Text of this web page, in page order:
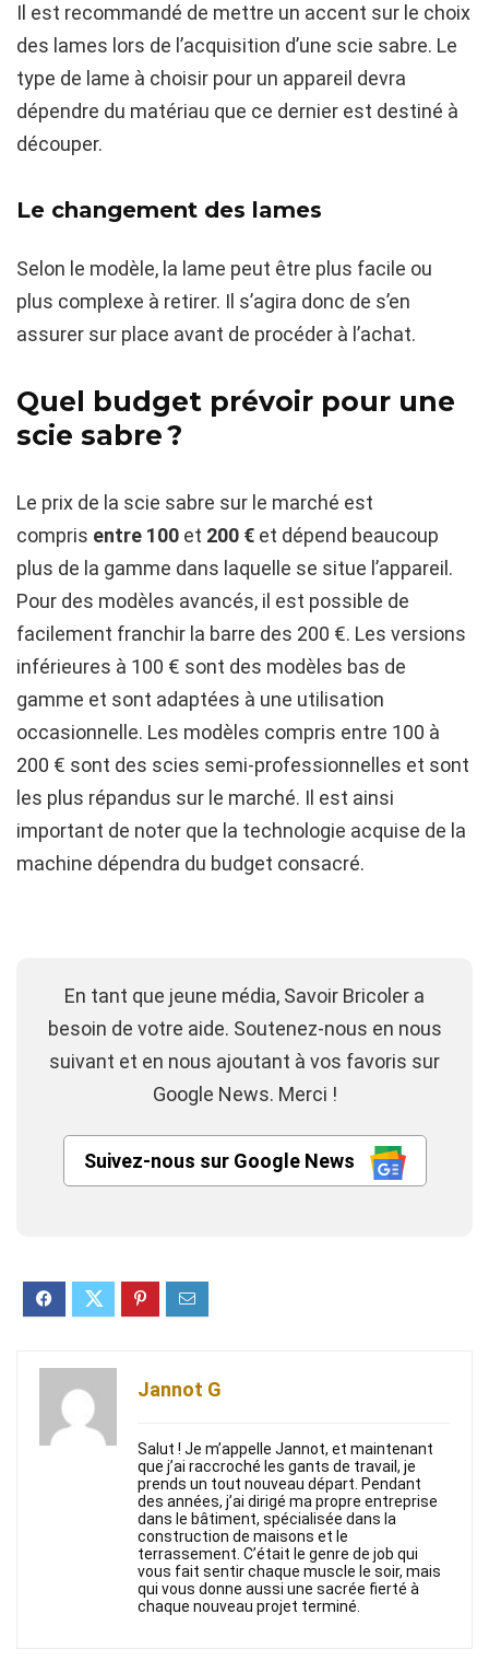
Il est recommandé de mettre un accent sur le choix
des lames lors de l’acquisition d’une scie sabre. Le
type de lame à choisir pour un appareil devra
dépendre du matériau que ce dernier est destiné à
découper.
Le changement des lames
Selon le modèle, la lame peut être plus facile ou
plus complexe à retirer. Il s’agira donc de s’en
assurer sur place avant de procéder à l’achat.
Quel budget prévoir pour une
scie sabre ?
Le prix de la scie sabre sur le marché est
compris entre 100 et 200 € et dépend beaucoup
plus de la gamme dans laquelle se situe l’appareil.
Pour des modèles avancés, il est possible de
facilement franchir la barre des 200 €. Les versions
inférieures à 100 € sont des modèles bas de
gamme et sont adaptées à une utilisation
occasionnelle. Les modèles compris entre 100 à
200 € sont des scies semi-professionnelles et sont
les plus répandus sur le marché. Il est ainsi
important de noter que la technologie acquise de la
machine dépendra du budget consacré.
En tant que jeune média, Savoir Bricoler a
besoin de votre aide. Soutenez-nous en nous
suivant et en nous ajoutant à vos favoris sur
Google News. Merci !
Suivez-nous sur Google News
Jannot G
Salut ! Je m’appelle Jannot, et maintenant
que j’ai raccroché les gants de travail, je
prends un tout nouveau départ. Pendant
des années, j’ai dirigé ma propre entreprise
dans le bâtiment, spécialisée dans la
construction de maisons et le
terrassement. C’était le genre de job qui
vous fait sentir chaque muscle le soir, mais
qui vous donne aussi une sacrée fierté à
chaque nouveau projet terminé.